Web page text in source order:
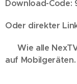
Download-Code:
Oder direkter
⚠️ Wie alle
auf